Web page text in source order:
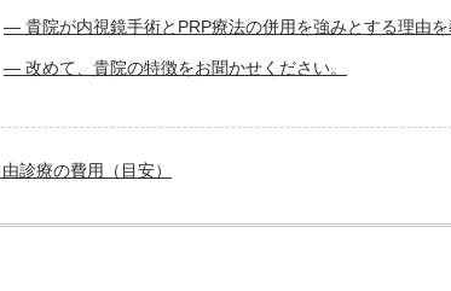
― 貴院が内視鏡手術とPRP療法の併用を強みとする理由を
― 改めて、貴院の特徴をお聞かせください。
由診療の費用（目安）